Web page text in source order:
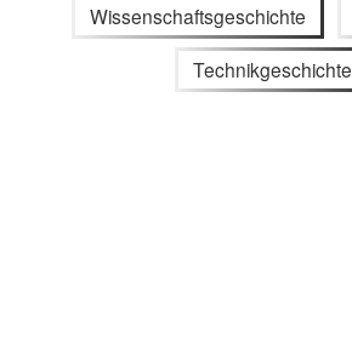
Wissenschaftsgeschichte
Technikgeschichte